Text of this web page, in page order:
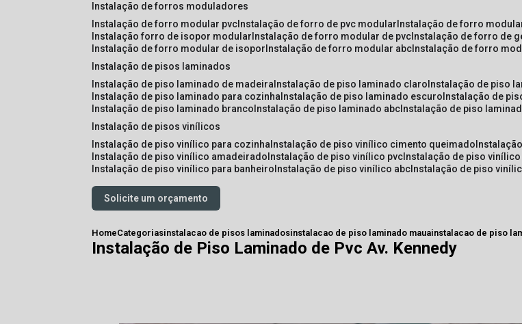
instalação de forros moduladores
instalação de forro modular pvc instalação de forro de pvc modular instalação de forro
instalação forro de isopor modular instalação de forro modular de pvc instalação de forro de
instalação de forro modular de isopor instalação de forro modular abc instalação de forro
instalação de pisos laminados
instalação de piso laminado de madeira instalação de piso laminado claro instalação de piso
instalação de piso laminado para cozinha instalação de piso laminado escuro instalação de
instalação de piso laminado branco instalação de piso laminado abc instalação de piso
instalação de pisos vinílicos
instalação de piso vinílico para cozinha instalação de piso vinílico cimento queimado
instalação de piso vinílico amadeirado instalação de piso vinílico pvc instalação de piso
instalação de piso vinílico para banheiro instalação de piso vinílico abc instalação de piso
Solicite um orçamento
HomeCategoriasinstalacao de pisos laminadosinstalacao de piso laminado mauainstalacao de piso
Instalação de Piso Laminado de Pvc Av. Kennedy